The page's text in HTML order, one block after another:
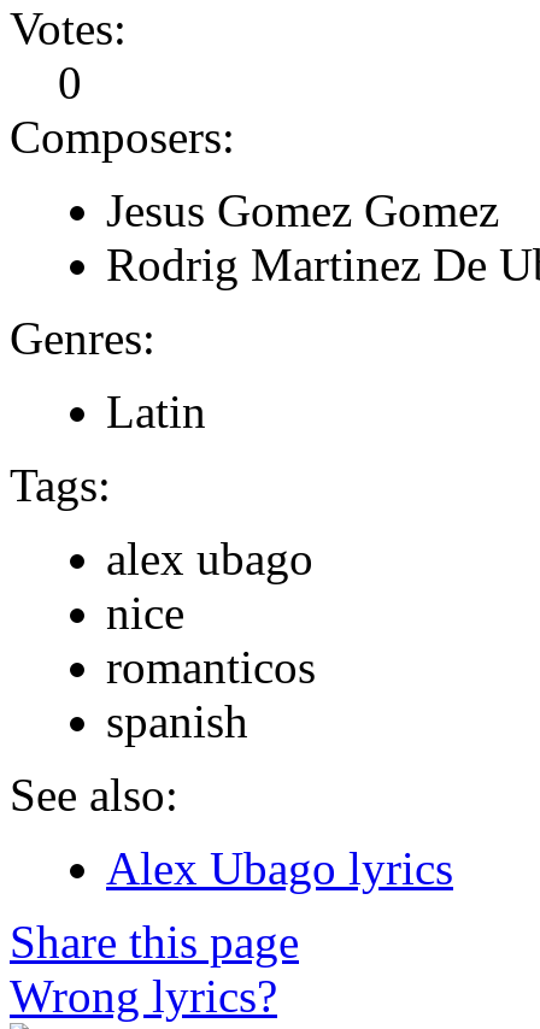
Votes:
0
Composers:
Jesus Gomez Gomez
Rodrig Martinez De
Genres:
Latin
Tags:
alex ubago
nice
romanticos
spanish
See also:
Alex Ubago lyrics
Share this page
Wrong lyrics?